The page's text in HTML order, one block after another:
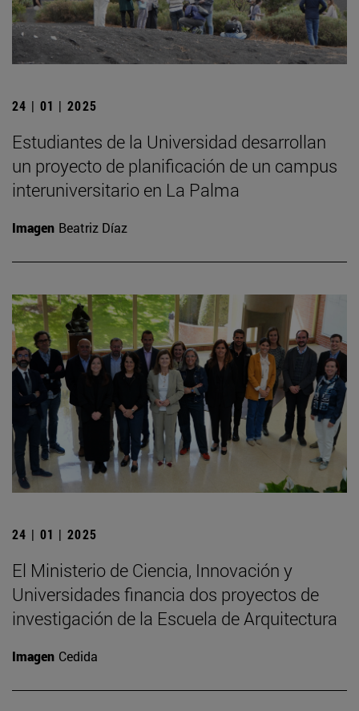
24 | 01 | 2025
Estudiantes de la Universidad desarrollan
un proyecto de planificación de un campus
interuniversitario en La Palma
Imagen Beatriz Díaz
24 | 01 | 2025
El Ministerio de Ciencia, Innovación y
Universidades financia dos proyectos de
investigación de la Escuela de Arquitectura
Imagen Cedida